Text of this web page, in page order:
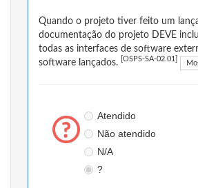
Quando o projeto tiver feito um
documentação do projeto DEVE
todas as interfaces de software
software lançados.
[OSPS-SA-02.01]
Atendido
Não atendido
N/A
?